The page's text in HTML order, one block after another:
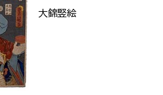
大錦竪絵